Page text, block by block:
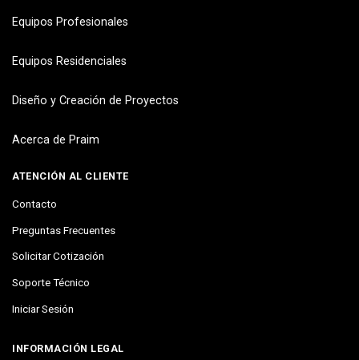
Equipos Profesionales
Equipos Residenciales
Diseño y Creación de Proyectos
Acerca de Praim
ATENCIÓN AL CLIENTE
Contacto
Preguntas Frecuentes
Solicitar Cotización
Soporte Técnico
Iniciar Sesión
INFORMACIÓN LEGAL